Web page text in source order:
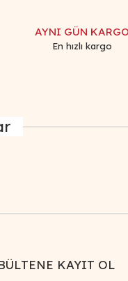
AYNI GÜN KARGO
En hızlı kargo
KAYIT OL